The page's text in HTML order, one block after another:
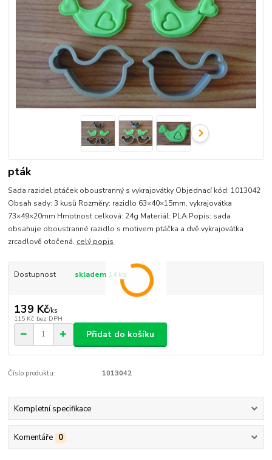
pták
Sada razidel ptáček oboustranný s vykrajovátky Objednací kód: 1013042
Obsah sady: 3 kusů Rozměry: razidlo 63×40×15mm, vykrajovátka
73×49×20mm Hmotnost celková: 24g Materiál: PLA Popis: sada
obsahuje oboustranné razidlo s motivem ptáčka a dvě vykrajovátka
zrcadlově otočená. celý popis
Dostupnost skladem 14 ks
139 Kč/ks
115 Kč bez DPH
Přidat do košíku
Číslo produktu: 1013042
Kompletní specifikace
Komentáře 0